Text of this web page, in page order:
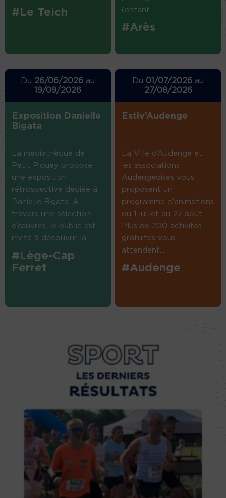
#Le Teich
(enfant...
#Arès
Du 26/06/2026 au
19/09/2026
Exposition Danielle
Bigata
La médiathèque de
Petit Piquey propose
une exposition
rétrospective dédiée à
Danielle Bigata. A
travers une sélection
d’œuvres, le public est
invité à découvrir la...
#Lège-Cap
Ferret
Du 01/07/2026 au
27/08/2026
Estiv’Audenge
La Ville d’Audenge et
les associations
Audengeoises vous
proposent un
programme d’animations
du 1 juillet au 27 août.
Plus de 200 activités
gratuites vous
attendent....
#Audenge